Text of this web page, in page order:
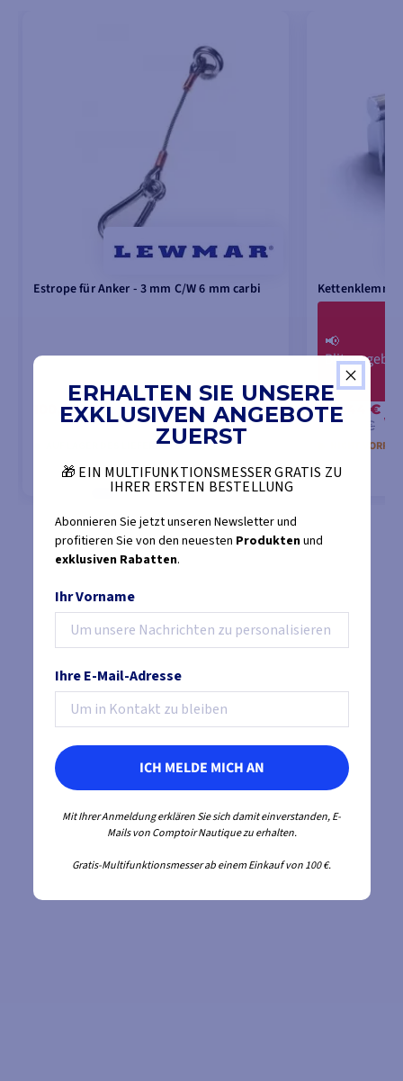
Estrope für Anker - 3 mm C/W 6 mm carbi
100,06 €
104,50 €
AUF LAGER DES LIEFERANTEN
IN DEN WARENKORB LEGEN
📢
292,44 €
307,33 €
NICHT
ERHALTEN SIE UNSERE
EXKLUSIVEN ANGEBOTE
ZUERST
🎁 EIN MULTIFUNKTIONSMESSER GRATIS ZU
IHRER ERSTEN BESTELLUNG
Abonnieren Sie jetzt unseren Newsletter und
profitieren Sie von den neuesten Produktenund
exklusiven Rabatten.
Ihr Vorname
Ihre E-Mail-Adresse
ICH MELDE MICH AN
Mit Ihrer Anmeldung erklären Sie sich damit einverstanden, E-
Mails von Comptoir Nautique zu erhalten.
Gratis-Multifunktionsmesser ab einem Einkauf von 100 €.